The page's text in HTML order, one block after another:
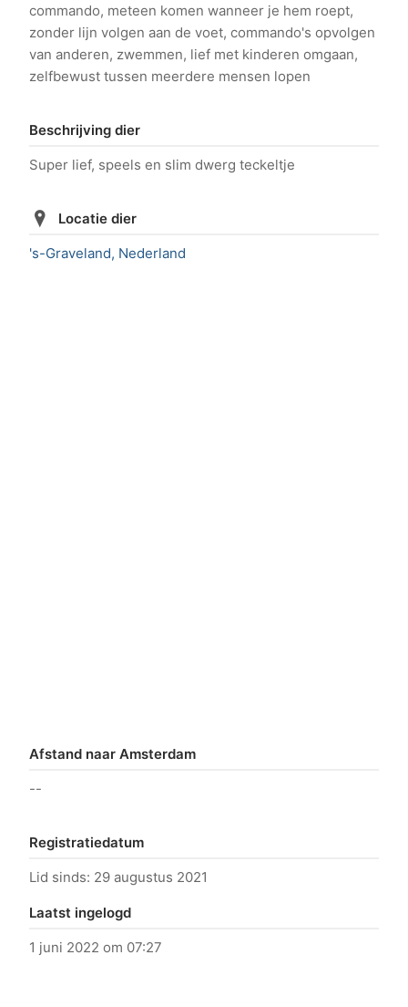
commando, meteen komen wanneer je hem roept,
zonder lijn volgen aan de voet, commando's opvolgen
van anderen, zwemmen, lief met kinderen omgaan,
zelfbewust tussen meerdere mensen lopen
Beschrijving dier
Super lief, speels en slim dwerg teckeltje
Locatie dier
's-Graveland, Nederland
Afstand naar Amsterdam
--
Registratiedatum
Lid sinds: 29 augustus 2021
Laatst ingelogd
1 juni 2022 om 07:27